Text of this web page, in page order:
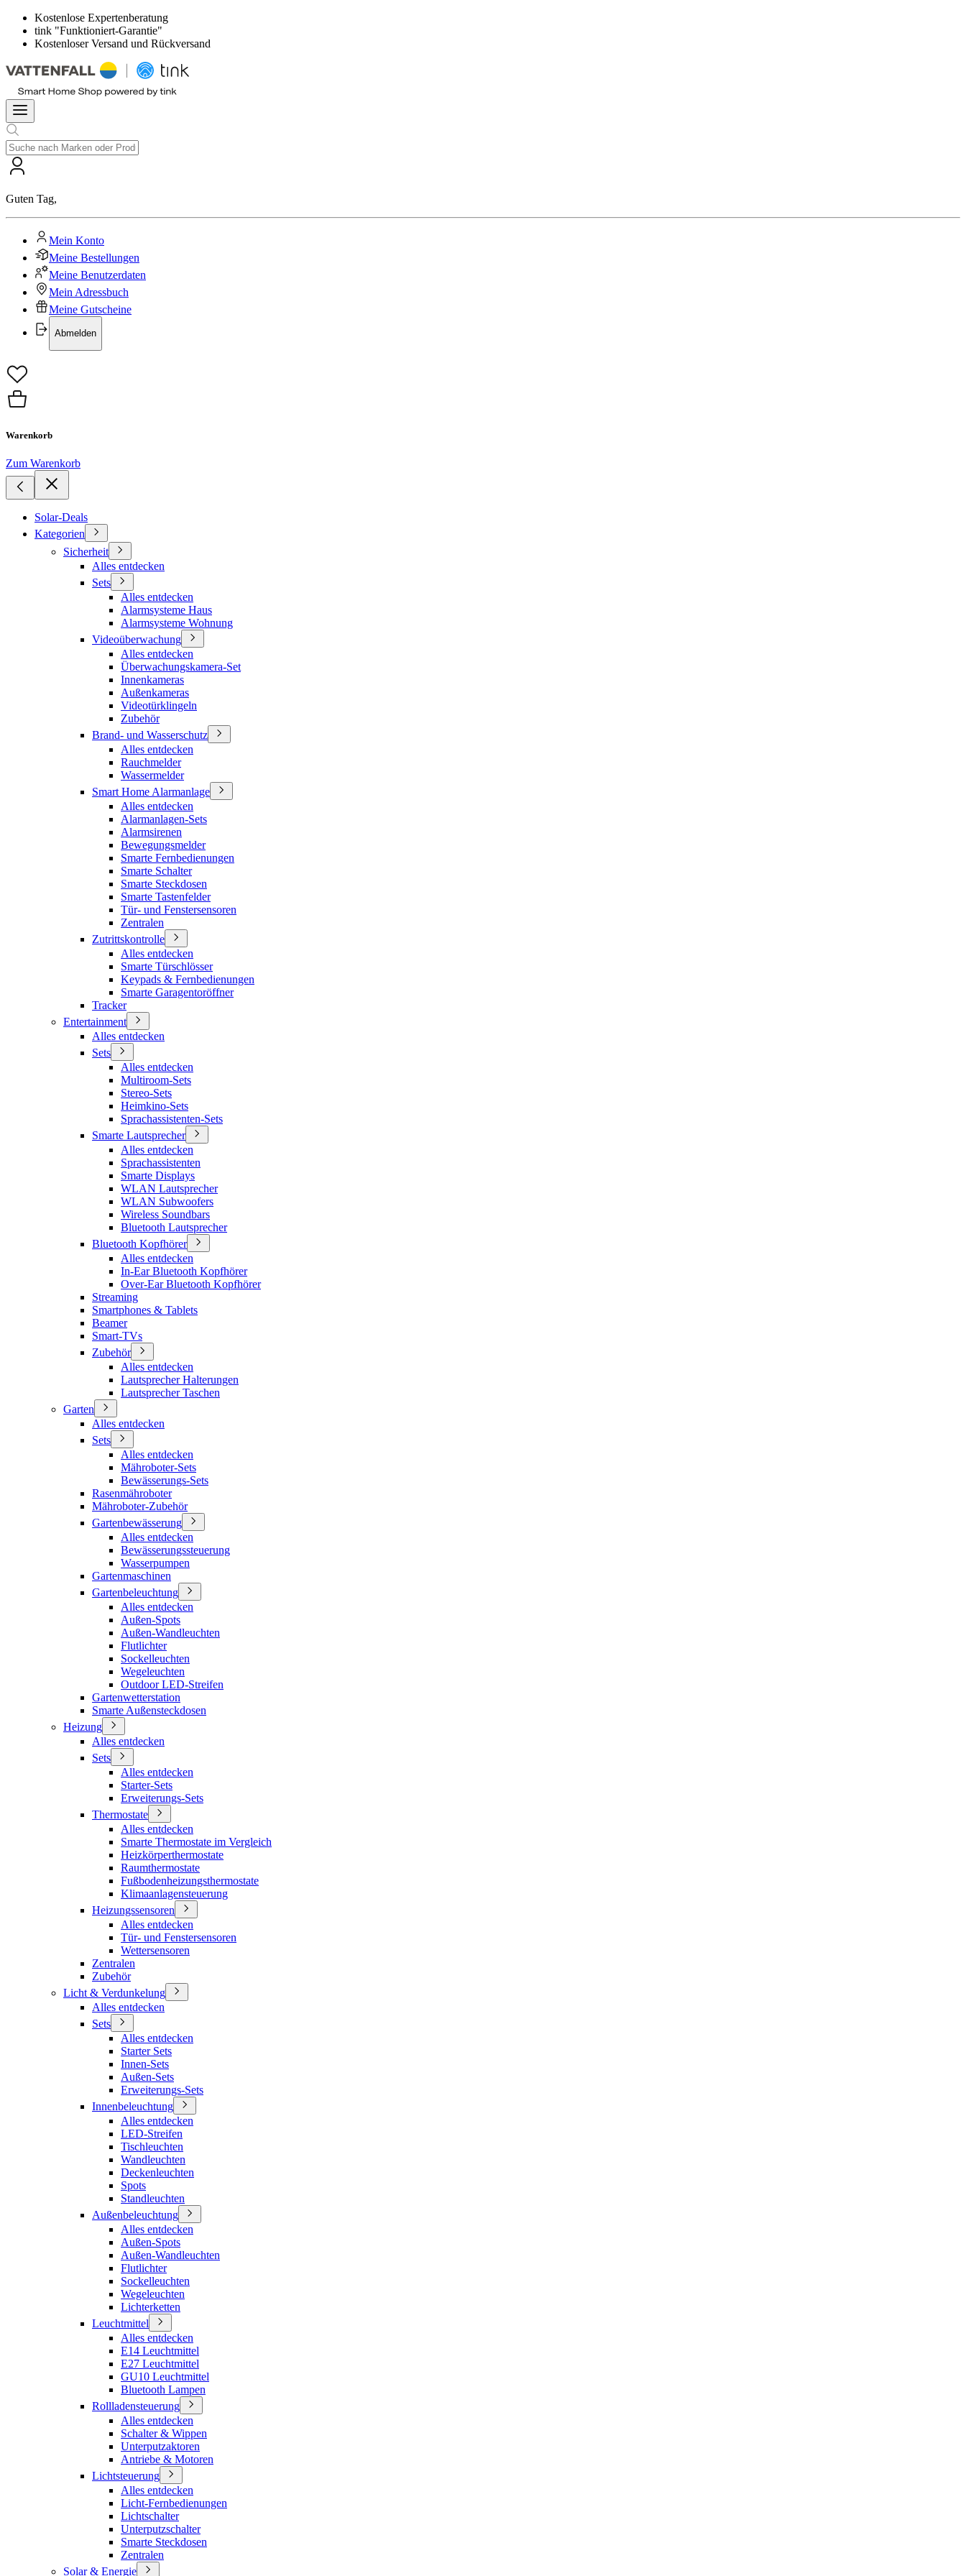
Kostenlose Expertenberatung
tink "Funktioniert-Garantie"
Kostenloser Versand und Rückversand
Guten Tag,
Mein Konto
Meine Bestellungen
Meine Benutzerdaten
Mein Adressbuch
Meine Gutscheine
Abmelden
Warenkorb
Zum Warenkorb
Solar-Deals
Kategorien
Sicherheit
Alles entdecken
Sets
Alles entdecken
Alarmsysteme Haus
Alarmsysteme Wohnung
Videoüberwachung
Alles entdecken
Überwachungskamera-Set
Innenkameras
Außenkameras
Videotürklingeln
Zubehör
Brand- und Wasserschutz
Alles entdecken
Rauchmelder
Wassermelder
Smart Home Alarmanlage
Alles entdecken
Alarmanlagen-Sets
Alarmsirenen
Bewegungsmelder
Smarte Fernbedienungen
Smarte Schalter
Smarte Steckdosen
Smarte Tastenfelder
Tür- und Fenstersensoren
Zentralen
Zutrittskontrolle
Alles entdecken
Smarte Türschlösser
Keypads & Fernbedienungen
Smarte Garagentoröffner
Tracker
Entertainment
Alles entdecken
Sets
Alles entdecken
Multiroom-Sets
Stereo-Sets
Heimkino-Sets
Sprachassistenten-Sets
Smarte Lautsprecher
Alles entdecken
Sprachassistenten
Smarte Displays
WLAN Lautsprecher
WLAN Subwoofers
Wireless Soundbars
Bluetooth Lautsprecher
Bluetooth Kopfhörer
Alles entdecken
In-Ear Bluetooth Kopfhörer
Over-Ear Bluetooth Kopfhörer
Streaming
Smartphones & Tablets
Beamer
Smart-TVs
Zubehör
Alles entdecken
Lautsprecher Halterungen
Lautsprecher Taschen
Garten
Alles entdecken
Sets
Alles entdecken
Mähroboter-Sets
Bewässerungs-Sets
Rasenmähroboter
Mähroboter-Zubehör
Gartenbewässerung
Alles entdecken
Bewässerungssteuerung
Wasserpumpen
Gartenmaschinen
Gartenbeleuchtung
Alles entdecken
Außen-Spots
Außen-Wandleuchten
Flutlichter
Sockelleuchten
Wegeleuchten
Outdoor LED-Streifen
Gartenwetterstation
Smarte Außensteckdosen
Heizung
Alles entdecken
Sets
Alles entdecken
Starter-Sets
Erweiterungs-Sets
Thermostate
Alles entdecken
Smarte Thermostate im Vergleich
Heizkörperthermostate
Raumthermostate
Fußbodenheizungsthermostate
Klimaanlagensteuerung
Heizungssensoren
Alles entdecken
Tür- und Fenstersensoren
Wettersensoren
Zentralen
Zubehör
Licht & Verdunkelung
Alles entdecken
Sets
Alles entdecken
Starter Sets
Innen-Sets
Außen-Sets
Erweiterungs-Sets
Innenbeleuchtung
Alles entdecken
LED-Streifen
Tischleuchten
Wandleuchten
Deckenleuchten
Spots
Standleuchten
Außenbeleuchtung
Alles entdecken
Außen-Spots
Außen-Wandleuchten
Flutlichter
Sockelleuchten
Wegeleuchten
Lichterketten
Leuchtmittel
Alles entdecken
E14 Leuchtmittel
E27 Leuchtmittel
GU10 Leuchtmittel
Bluetooth Lampen
Rollladensteuerung
Alles entdecken
Schalter & Wippen
Unterputzaktoren
Antriebe & Motoren
Lichtsteuerung
Alles entdecken
Licht-Fernbedienungen
Lichtschalter
Unterputzschalter
Smarte Steckdosen
Zentralen
Solar & Energie